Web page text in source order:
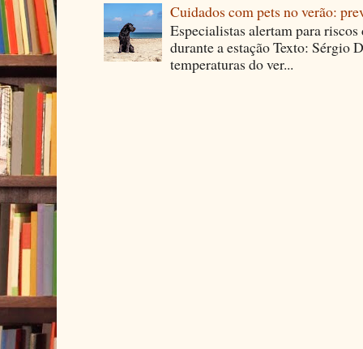
Cuidados com pets no verão:
Especialistas alertam para
durante a estação Texto: Sérgio
temperaturas do ver...